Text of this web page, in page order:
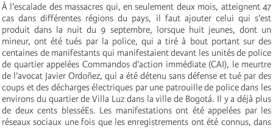
À l’escalade des massacres qui, en seulement deux mois, atteignent 47
cas dans différentes régions du pays, il faut ajouter celui qui s’est
produit dans la nuit du 9 septembre, lorsque huit jeunes, dont un
mineur, ont été tués par la police, qui atiré à bout portant sur des
centaines de manifestants qui manifestaient devant les unités de police
de quartier appelées Commandos d’action immédiate (CAI), le meurtre
de l’avocat Javier Ordoñez, qui a été détenu sans défense et tué par des
coups et des décharges électriques par une patrouille de police dans les
environs du quartier de Villa Luz dans la ville de Bogotá. Il y a déjà plus
de deux cents blesséEs. Les manifestations ont été appelées par les
réseaux sociaux une fois que les enregistrements ont été connus, dans